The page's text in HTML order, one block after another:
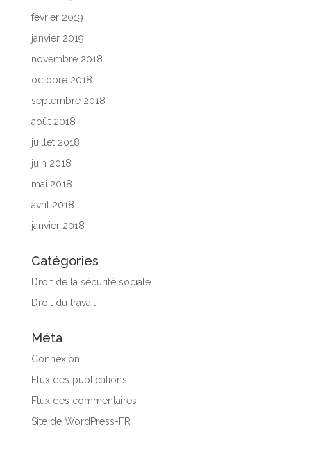
février 2019
janvier 2019
novembre 2018
octobre 2018
septembre 2018
août 2018
juillet 2018
juin 2018
mai 2018
avril 2018
janvier 2018
Catégories
Droit de la sécurité sociale
Droit du travail
Méta
Connexion
Flux des publications
Flux des commentaires
Site de WordPress-FR